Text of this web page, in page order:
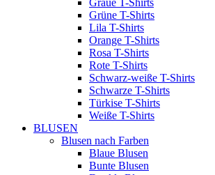
Graue T-Shirts
Grüne T-Shirts
Lila T-Shirts
Orange T-Shirts
Rosa T-Shirts
Rote T-Shirts
Schwarz-weiße T-Shirts
Schwarze T-Shirts
Türkise T-Shirts
Weiße T-Shirts
BLUSEN
Blusen nach Farben
Blaue Blusen
Bunte Blusen